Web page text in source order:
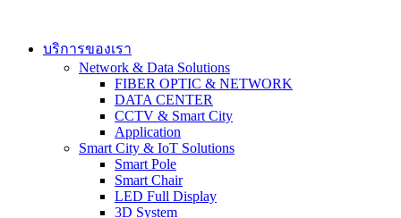
contentบริการของเรา
Network & Data Solutions
FIBER OPTIC & NETWORK​
DATA CENTER
CCTV & Smart City
Application
Smart City & IoT Solutions
Smart Pole
Smart Chair
LED Full Display
3D System